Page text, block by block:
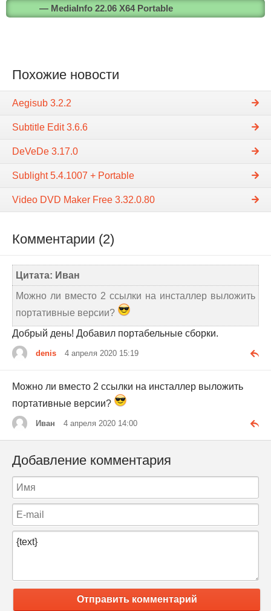
— MediaInfo 22.06 X64 Portable
Похожие новости
Aegisub 3.2.2
Subtitle Edit 3.6.6
DeVeDe 3.17.0
Sublight 5.4.1007 + Portable
Video DVD Maker Free 3.32.0.80
Комментарии (2)
Цитата: Иван
Можно ли вместо 2 ссылки на инсталлер выложить
портативные версии?
Добрый день! Добавил портабельные сборки.
denis 4 апреля 2020 15:19
Можно ли вместо 2 ссылки на инсталлер выложить
портативные версии?
Иван 4 апреля 2020 14:00
Добавление комментария
Отправить комментарий